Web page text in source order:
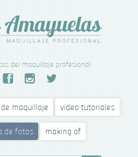
del maquillaje profesional
maquillaje video tutoriales
de fotos making of